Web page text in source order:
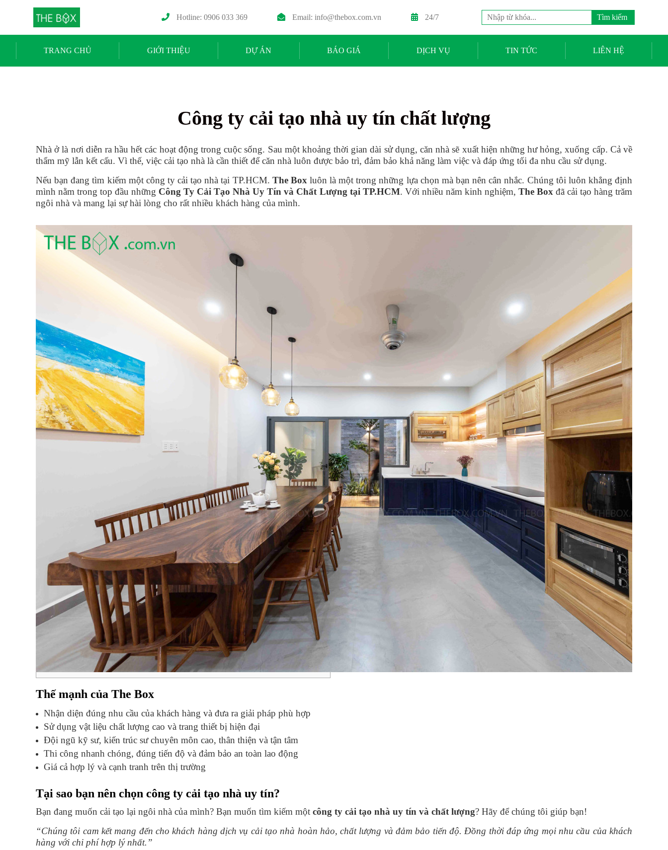
Hotline: 0906 033 369 Email:info@thebox.com.vn 24/7
Tìm
kiếm
cho:
TRANG CHỦ
GIỚI THIỆU DỰ ÁN BÁO GIÁ DỊCH VỤ TIN TỨC LIÊN HỆ
Công ty cải tạo nhà uy tín chất lượng
Nhà ở là nơi diễn ra hầu hết các hoạt động trong cuộc sống. Sau một khoảng thời gian dài sử dụng, căn nhà sẽ xuất hiện những hư hỏng, xuống cấp. Cả về
thẩm mỹ lẫn kết cấu. Vì thế, việc cải tạo nhà là cần thiết để căn nhà luôn được bảo trì, đảm bảo khả năng làm việc và đáp ứng tối đa nhu cầu sử dụng.
Nếu bạn đang tìm kiếm một công ty cải tạo nhà tại TP.HCM. The Boxluôn là một trong những lựa chọn mà bạn nên cân nhắc. Chúng tôi luôn khẳng định
mình nằm trong top đầu những Công Ty Cải Tạo Nhà Uy Tín và Chất Lượng tại TP.HCM. Với nhiều năm kinh nghiệm, The Boxđã cải tạo hàng trăm
ngôi nhà và mang lại sự hài lòng cho rất nhiều khách hàng của mình.
Nội dung
Thế mạnh của The Box
Tại sao bạn nên chọn công ty cải tạo nhà uy tín?
Các tiêu chí để đánh giá một công ty có uy tín trong lĩnh vực cải tạo nhà
Dịch vụ cải tạo nhà chất lượng của The Box
4.2Thi công xây dựng
4.3Hoàn thiện & nội thất
5Các bước cải tạo nhà
5.1Lên kế hoạch
5.2Xác định ngân sách – chi phí
5.3Triển khai thi công
5.4Kiểm tra & hoàn thiện
6Lợi ích của việc cải tạo nhà
7Một số mẹo cải tạo nhà hiệu quả
Đơn vị cải tạo nhà uy tín & chất lượng
Một số dự án cải tạo nhà tiêu biểu
Thi công cải tạo nhà phố tại Quận Tân Bình
Thi công cải tạo nhà phố tại Quận Bình Thạnh
Thi công cải tạo nhà 50 năm tuổi tại Quận 6
10.4Thi công sửa chữa nhà tại Quận Gò Vấp
10.5Thi công cải tạo nhà phố với mặt tiền độc đáo tại Quận Gò Vấp
10.6Thi công cải tạo căn nhà với nhiều kỷ niệm tại Quận Tân Bình
10.7Thi công sửa chữa nhà tại Quận Bình Tân
10.8Thi công cải tạo nhà gác lửng tại Quận 7
Thi công cải tạo nhà phố tại Quận 8
Thi công sửa chữa nhà phố tại Quận 12
10.11Thi công sửa chữa nhà tại Quận Tân Phú
11Kết luận
Thế mạnh của The Box
Nhận diện đúng nhu cầu của khách hàng và đưa ra giải pháp phù hợp
Sử dụng vật liệu chất lượng cao và trang thiết bị hiện đại
Đội ngũ kỹ sư, kiến trúc sư chuyên môn cao, thân thiện và tận tâm
Thi công nhanh chóng, đúng tiến độ và đảm bảo an toàn lao động
Giá cả hợp lý và cạnh tranh trên thị trường
Tại sao bạn nên chọn công ty cải tạo nhà uy tín?
Bạn đang muốn cải tạo lại ngôi nhà của mình? Bạn muốn tìm kiếm một công ty cải tạo nhà uy tín và chất lượng? Hãy để chúng tôi giúp bạn!
“Chúng tôi cam kết mang đến cho khách hàng dịch vụ cải tạo nhà hoàn hảo, chất lượng và đảm bảo tiến độ. Đồng thời đáp ứng mọi nhu cầu của khách
hàng với chi phí hợp lý nhất.”